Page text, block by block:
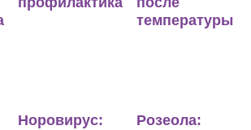
Норовирус:
Розеола: